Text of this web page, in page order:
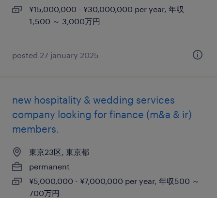
¥15,000,000 - ¥30,000,000 per year, 年収
1,500 ～ 3,000万円
posted 27 january 2025
new hospitality & wedding services
company looking for finance (m&a & ir)
members.
東京23区, 東京都
permanent
¥5,000,000 - ¥7,000,000 per year, 年収500 ～
700万円